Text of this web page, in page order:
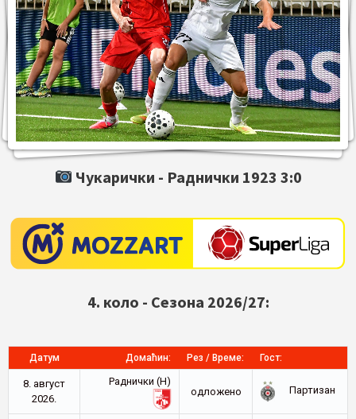
Чукарички - Раднички 1923 3:0
4. коло - Сезона 2026/27:
Датум Домаћин: Рез / Време: Гост:
8. август
2026.
Раднички (Н)
oдложено
Партизан